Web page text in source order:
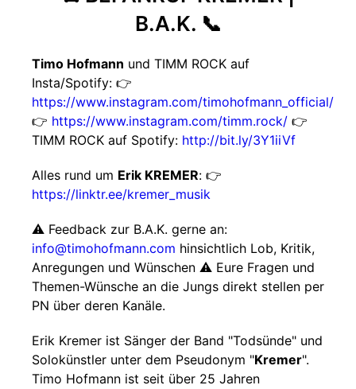
B.A.K. 📞
Timo Hofmann und TIMM ROCK auf
Insta/Spotify: 👉
https://www.instagram.com/timohofmann_official/
👉 https://www.instagram.com/timm.rock/ 👉
TIMM ROCK auf Spotify: http://bit.ly/3Y1iiVf
Alles rund um Erik KREMER: 👉
https://linktr.ee/kremer_musik
⚠️ Feedback zur B.A.K. gerne an:
info@timohofmann.com hinsichtlich Lob, Kritik,
Anregungen und Wünschen ⚠️ Eure Fragen und
Themen-Wünsche an die Jungs direkt stellen per
PN über deren Kanäle.
Erik Kremer ist Sänger der Band "Todsünde" und
Solokünstler unter dem Pseudonym "Kremer".
Timo Hofmann ist seit über 25 Jahren